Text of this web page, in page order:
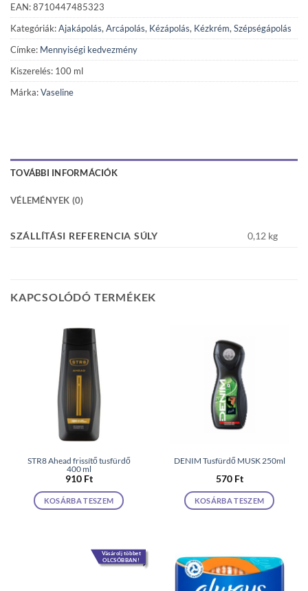
EAN: 8710447485323
Kategóriák:Ajakápolás, Arcápolás, Kézápolás, Kézkrém, Szépségápolás
Címke: Mennyiségi kedvezmény
Kiszerelés: 100 ml
Márka:Vaseline
TOVÁBBI INFORMÁCIÓK
VÉLEMÉNYEK (0)
SZÁLLÍTÁSI REFERENCIA SÚLY 0,12 kg
KAPCSOLÓDÓ TERMÉKEK
STR8 Ahead frissítő tusfürdő
400 ml
910 Ft
KOSÁRBA TESZEM
DENIM Tusfürdő MUSK 250ml
570 Ft
KOSÁRBA TESZEM
Vásárolj többet
OLCSÓBBAN!